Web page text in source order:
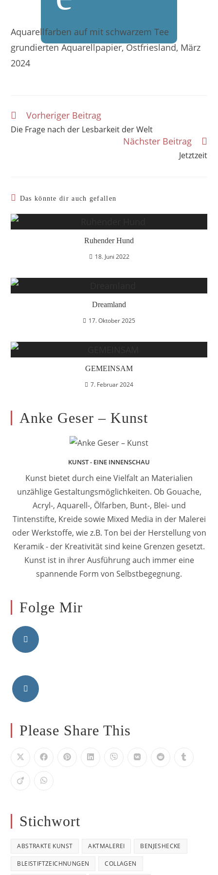
Aquarellfarben auf mit schwarzem Tee
grundierten Aquarellpapier, Ostfriesland, März
2024
Weitere
ansehen
Vorheriger Beitrag
Die Frage nach der Lesbarkeit der Welt
Nächster Beitrag
Jetztzeit
Das könnte dir auch gefallen
Ruhender Hund
18. Juni 2022
Dreamland
17. Oktober 2025
GEMEINSAM
7. Februar 2024
Anke Geser – Kunst
KUNST - EINE INNENSCHAU
Kunst bietet durch eine Vielfalt an Materialien
unzählige Gestaltungsmöglichkeiten. Ob Gouache,
Acryl-, Aquarell-, Ölfarben, Bunt-, Blei- und
Tintenstifte, Kreide sowie Mixed Media in der Malerei
oder Werkstoffe, wie z.B. Ton bei der Herstellung von
Keramik - der Kreativität sind keine Grenzen gesetzt.
Kunst ist in ihrer Ausführung auch immer eine
spannende Form von Selbstbegegnung.
Folge Mir
a
new
tab
Please Share This
Stichwort
ABSTRAKTE KUNST AKTMALEREI BENJESHECKE
BLEISTIFTZEICHNUNGEN COLLAGEN